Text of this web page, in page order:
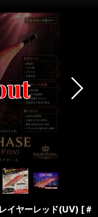
イヤーレッド(UV) [＃